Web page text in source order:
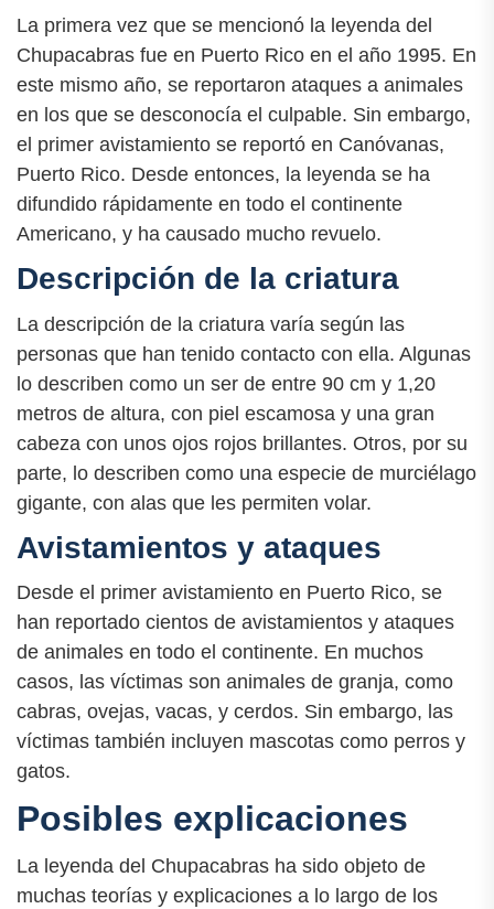
La primera vez que se mencionó la leyenda del
Chupacabras fue en Puerto Rico en el año 1995. En
este mismo año, se reportaron ataques a animales
en los que se desconocía el culpable. Sin embargo,
el primer avistamiento se reportó en Canóvanas,
Puerto Rico. Desde entonces, la leyenda se ha
difundido rápidamente en todo el continente
Americano, y ha causado mucho revuelo.
Descripción de la criatura
La descripción de la criatura varía según las
personas que han tenido contacto con ella. Algunas
lo describen como un ser de entre 90 cm y 1,20
metros de altura, con piel escamosa y una gran
cabeza con unos ojos rojos brillantes. Otros, por su
parte, lo describen como una especie de murciélago
gigante, con alas que les permiten volar.
Avistamientos y ataques
Desde el primer avistamiento en Puerto Rico, se
han reportado cientos de avistamientos y ataques
de animales en todo el continente. En muchos
casos, las víctimas son animales de granja, como
cabras, ovejas, vacas, y cerdos. Sin embargo, las
víctimas también incluyen mascotas como perros y
gatos.
Posibles explicaciones
La leyenda del Chupacabras ha sido objeto de
muchas teorías y explicaciones a lo largo de los